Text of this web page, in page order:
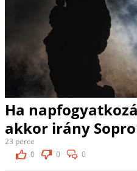
Ha
akkor irány
23 perce
0
0 0